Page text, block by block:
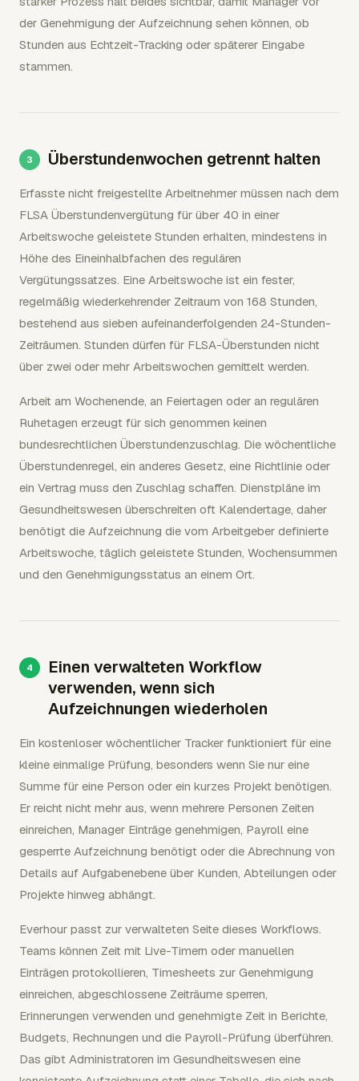
der Genehmigung der Aufzeichnung sehen können, ob
Stunden aus Echtzeit-Tracking oder späterer Eingabe
stammen.
Überstundenwochen getrennt halten
Erfasste nicht freigestellte Arbeitnehmer müssen nach dem
FLSA Überstundenvergütung für über 40 in einer
Arbeitswoche geleistete Stunden erhalten, mindestens in
Höhe des Eineinhalbfachen des regulären
Vergütungssatzes. Eine Arbeitswoche ist ein fester,
regelmäßig wiederkehrender Zeitraum von 168 Stunden,
bestehend aus sieben aufeinanderfolgenden 24-Stunden-
Zeiträumen. Stunden dürfen für FLSA-Überstunden nicht
über zwei oder mehr Arbeitswochen gemittelt werden.
Arbeit am Wochenende, an Feiertagen oder an regulären
Ruhetagen erzeugt für sich genommen keinen
bundesrechtlichen Überstundenzuschlag. Die wöchentliche
Überstundenregel, ein anderes Gesetz, eine Richtlinie oder
ein Vertrag muss den Zuschlag schaffen. Dienstpläne im
Gesundheitswesen überschreiten oft Kalendertage, daher
benötigt die Aufzeichnung die vom Arbeitgeber definierte
Arbeitswoche, täglich geleistete Stunden, Wochensummen
und den Genehmigungsstatus an einem Ort.
Einen verwalteten Workflow
verwenden, wenn sich
Aufzeichnungen wiederholen
Ein kostenloser wöchentlicher Tracker funktioniert für eine
kleine einmalige Prüfung, besonders wenn Sie nur eine
Summe für eine Person oder ein kurzes Projekt benötigen.
Er reicht nicht mehr aus, wenn mehrere Personen Zeiten
einreichen, Manager Einträge genehmigen, Payroll eine
gesperrte Aufzeichnung benötigt oder die Abrechnung von
Details auf Aufgabenebene über Kunden, Abteilungen oder
Projekte hinweg abhängt.
Everhour passt zur verwalteten Seite dieses Workflows.
Teams können Zeit mit Live-Timern oder manuellen
Einträgen protokollieren, Timesheets zur Genehmigung
einreichen, abgeschlossene Zeiträume sperren,
Erinnerungen verwenden und genehmigte Zeit in Berichte,
Budgets, Rechnungen und die Payroll-Prüfung überführen.
Das gibt Administratoren im Gesundheitswesen eine